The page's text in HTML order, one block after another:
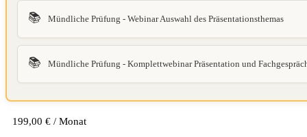
📚 Mündliche Prüfung - Webinar Auswahl des Präsentationsthemas
📚 Mündliche Prüfung - Komplettwebinar Präsentation und
199,00 € / Monat